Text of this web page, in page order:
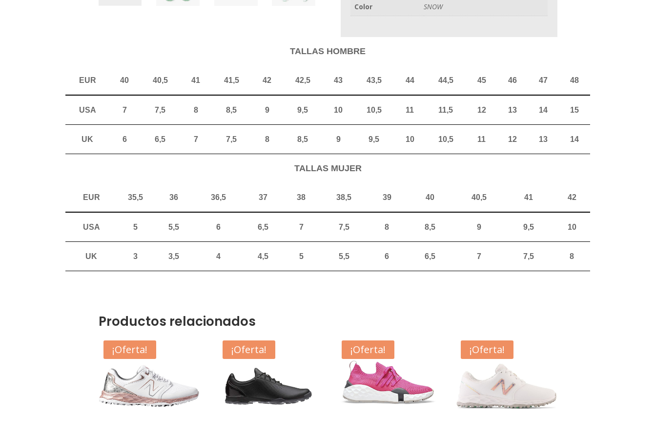
cantidad
Color
SNOW
TALLAS HOMBRE
EUR 40 40,5 41 41,5 42 42,5 43 43,5 44 44,5 45 46 47 48
USA 7 7,5 8 8,5 9 9,5 10 10,5 11 11,5 12 13 14 15
UK 6 6,5 7 7,5 8 8,5 9 9,5 10 10,5 11 12 13 14
TALLAS MUJER
EUR 35,5 36 36,5 37 38 38,5 39 40 40,5 41 42
USA 5 5,5 6 6,5 7 7,5 8 8,5 9 9,5 10
UK 3 3,5 4 4,5 5 5,5 6 6,5 7 7,5 8
Productos relacionados
¡Oferta! ¡Oferta! ¡Oferta! ¡Oferta!